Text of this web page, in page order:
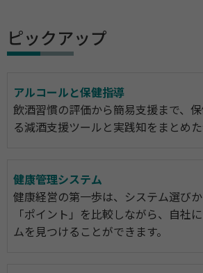
ピックアップ
アルコールと保健指導
飲酒習慣の評価から簡易支援まで、
る減酒支援ツールと実践知をまとめた
健康管理システム
健康経営の第一歩は、システム選び
「ポイント」を比較しながら、自社
ムを見つけることができます。